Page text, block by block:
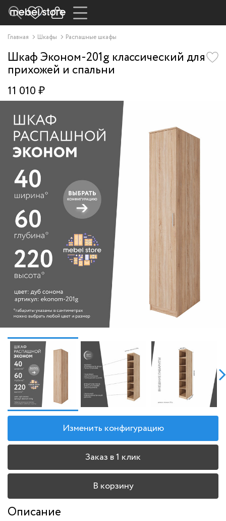
Главная Шкафы Распашные шкафы
Шкаф Эконом-201g классический для
прихожей и спальни
11 010 ₽
Изменить конфигурацию
Заказ в 1 клик
В корзину
Описание